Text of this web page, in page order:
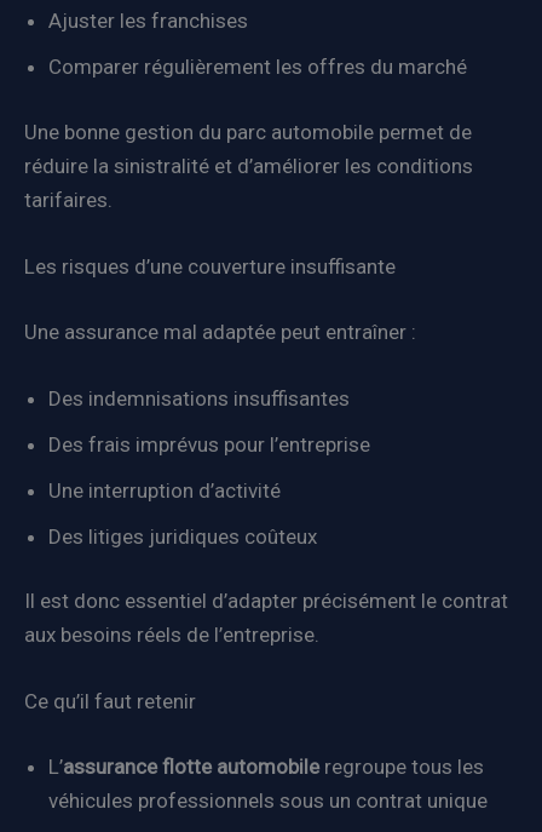
Ajuster les franchises
Comparer régulièrement les offres du marché
Une bonne gestion du parc automobile permet de
réduire la sinistralité et d’améliorer les conditions
tarifaires.
Les risques d’une couverture insuffisante
Une assurance mal adaptée peut entraîner :
Des indemnisations insuffisantes
Des frais imprévus pour l’entreprise
Une interruption d’activité
Des litiges juridiques coûteux
Il est donc essentiel d’adapter précisément le contrat
aux besoins réels de l’entreprise.
Ce qu’il faut retenir
L’assurance flotte automobileregroupe tous les
véhicules professionnels sous un contrat unique